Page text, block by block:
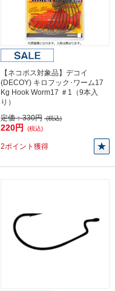
【ネコポス対象品】デコイ
(DECOY) キロフック･ワーム17
Kg Hook Worm17 ＃1（9本入
り）
定価：330円 (税込)
220円 (税込)
2ポイント獲得